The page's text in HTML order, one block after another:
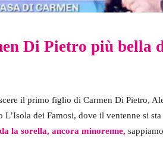
Di Pietro più bella
il primo figlio di Carmen Di Pietro,
dei Famosi, dove il ventenne si sta
la sorella, ancora minorenne,